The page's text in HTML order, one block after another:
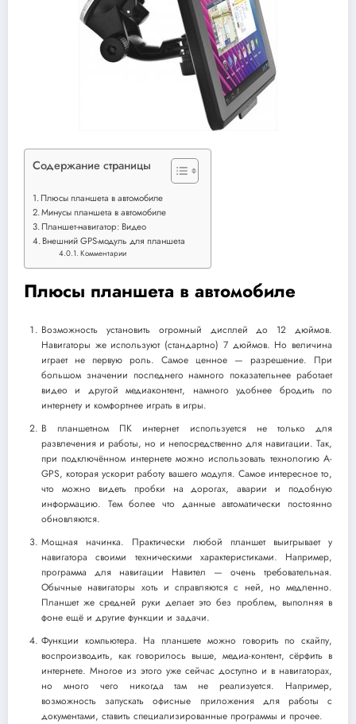
Содержание страницы
Плюсы планшета в автомобиле
Минусы планшета в автомобиле
Планшет-навигатор: Видео
Внешний GPS-модуль для планшета
Комментарии
Плюсы планшета в автомобиле
Возможность установить огромный дисплей до 12 дюймов.
Навигаторы же используют (стандартно) 7 дюймов. Но величина
играет не первую роль. Самое ценное — разрешение. При
большом значении последнего намного показательнее работает
видео и другой медиаконтент, намного удобнее бродить по
интернету и комфортнее играть в игры.
В планшетном ПК интернет используется не только для
развлечения и работы, но и непосредственно для навигации. Так,
при подключённом интернете можно использовать технологию A-
GPS, которая ускорит работу вашего модуля. Самое интересное то,
что можно видеть пробки на дорогах, аварии и подобную
информацию. Тем более что данные автоматически постоянно
обновляются.
Мощная начинка. Практически любой планшет выигрывает у
навигатора своими техническими характеристиками. Например,
программа для навигации Навител — очень требовательная.
Обычные навигаторы хоть и справляются с ней, но медленно.
Планшет же средней руки делает это без проблем, выполняя в
фоне ещё и другие функции и задачи.
Функции компьютера. На планшете можно говорить по скайпу,
воспроизводить, как говорилось выше, медиа-контент, сёрфить в
интернете. Многое из этого уже сейчас доступно и в навигаторах,
но много чего никогда там не реализуется. Например,
возможность запускать офисные приложения для работы с
документами, ставить специализированные программы и прочее.